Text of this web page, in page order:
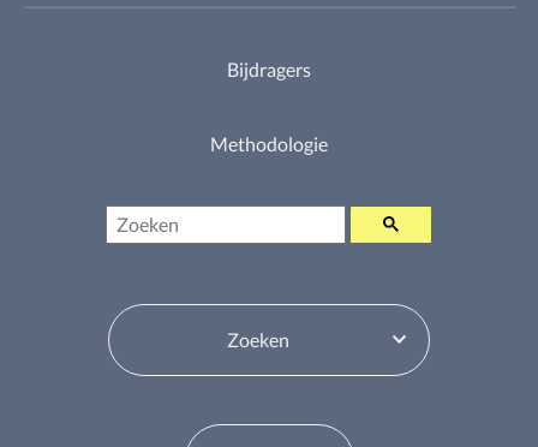
Bijdragers
Methodologie
Zoeken
Inhoudsopgavewisselaar